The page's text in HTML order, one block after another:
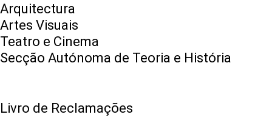
Arquitectura
Artes Visuais
Teatro e Cinema
Secção Autónoma de Teoria e História
Livro de Reclamações